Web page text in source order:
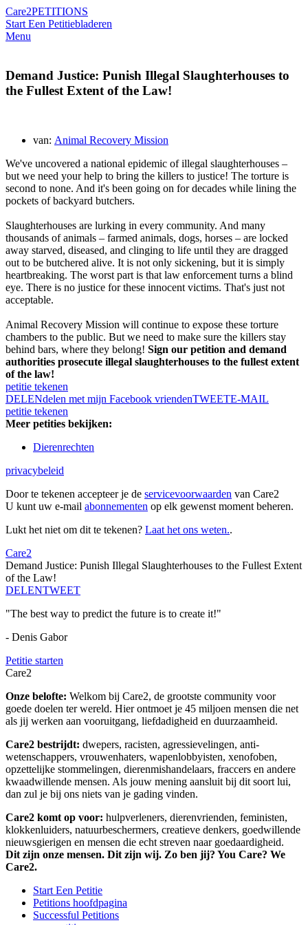
Care2PETITIONS
Start Een Petitiebladeren
Menu
Demand Justice: Punish Illegal Slaughterhouses to
the Fullest Extent of the Law!
van: Animal Recovery Mission
We've uncovered a national epidemic of illegal slaughterhouses –
but we need your help to bring the killers to justice! The torture is
second to none. And it's been going on for decades while lining the
pockets of backyard butchers.
Slaughterhouses are lurking in every community. And many
thousands of animals – farmed animals, dogs, horses – are locked
away starved, diseased, and clinging to life until they are dragged
out to be butchered alive. It is not only sickening, but it is simply
heartbreaking. The worst part is that law enforcement turns a blind
eye. There is no justice for these innocent victims. That's just not
acceptable.
Animal Recovery Mission will continue to expose these torture
chambers to the public. But we need to make sure the killers stay
behind bars, where they belong! Sign our petition and demand
authorities prosecute illegal slaughterhouses to the fullest extent
of the law!
petitie tekenen
DELENdelen met mijn Facebook vriendenTWEETE-MAIL
petitie tekenen
Meer petities bekijken:
Dierenrechten
privacybeleid
Door te tekenen accepteer je de servicevoorwaarden van Care2
U kunt uw e-mail abonnementen op elk gewenst moment beheren.
Lukt het niet om dit te tekenen? Laat het ons weten..
Care2
Demand Justice: Punish Illegal Slaughterhouses to the Fullest Extent
of the Law!
DELENTWEET
"The best way to predict the future is to create it!"
- Denis Gabor
Petitie starten
Care2
Onze belofte: Welkom bij Care2, de grootste community voor
goede doelen ter wereld. Hier ontmoet je 45 miljoen mensen die net
als jij werken aan vooruitgang, liefdadigheid en duurzaamheid.
Care2 bestrijdt: dwepers, racisten, agressievelingen, anti-
wetenschappers, vrouwenhaters, wapenlobbyisten, xenofoben,
opzettelijke stommelingen, dierenmishandelaars, fraccers en andere
kwaadwillende mensen. Als jouw mening aansluit bij dit soort lui,
dan zul je bij ons niets van je gading vinden.
Care2 komt op voor: hulpverleners, dierenvrienden, feministen,
klokkenluiders, natuurbeschermers, creatieve denkers, goedwillende
nieuwsgierigen en mensen die echt streven naar goedaardigheid.
Dit zijn onze mensen. Dit zijn wij. Zo ben jij? You Care? We
Care2.
Start Een Petitie
Petitions hoofdpagina
Successful Petitions